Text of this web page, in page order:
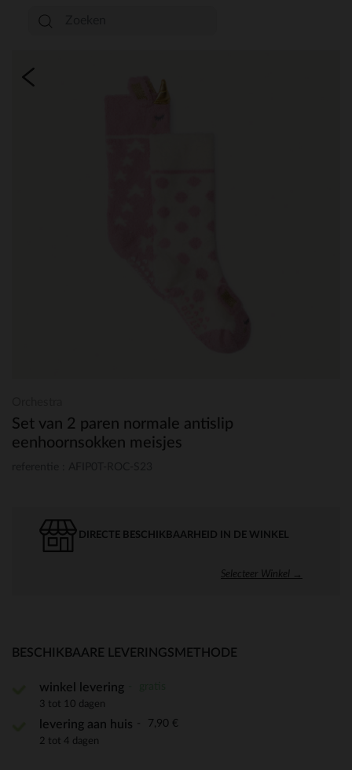
Set van 2 paren normale antislip
eenhoornsokken meisjes
DIRECTE BESCHIKBAARHEID IN DE WINKEL
Selecteer Winkel →
BESCHIKBAARE LEVERINGSMETHODE
winkel levering
3 tot 10 dagen
levering aan huis 7,90 €
2 tot 4 dagen